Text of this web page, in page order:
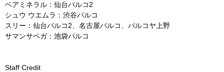
ベアミネラル：仙台パルコ2
シュウ ウエムラ：渋谷パルコ
スリー：仙台パルコ2、名古屋パルコ、パルコヤ上野
サマンサベガ：池袋パルコ
Staff Credit